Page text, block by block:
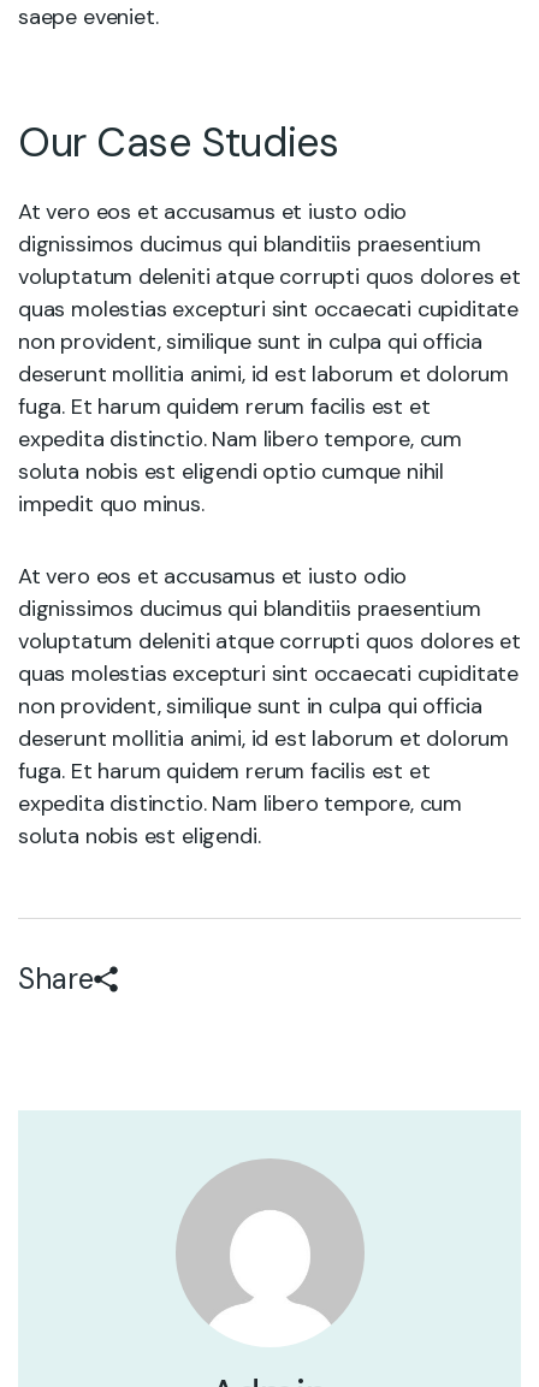
saepe eveniet.
Our Case Studies
At vero eos et accusamus et iusto odio
dignissimos ducimus qui blanditiis praesentium
voluptatum deleniti atque corrupti quos dolores et
quas molestias excepturi sint occaecati cupiditate
non provident, similique sunt in culpa qui officia
deserunt mollitia animi, id est laborum et dolorum
fuga. Et harum quidem rerum facilis est et
expedita distinctio. Nam libero tempore, cum
soluta nobis est eligendi optio cumque nihil
impedit quo minus.
At vero eos et accusamus et iusto odio
dignissimos ducimus qui blanditiis praesentium
voluptatum deleniti atque corrupti quos dolores et
quas molestias excepturi sint occaecati cupiditate
non provident, similique sunt in culpa qui officia
deserunt mollitia animi, id est laborum et dolorum
fuga. Et harum quidem rerum facilis est et
expedita distinctio. Nam libero tempore, cum
soluta nobis est eligendi.
Share